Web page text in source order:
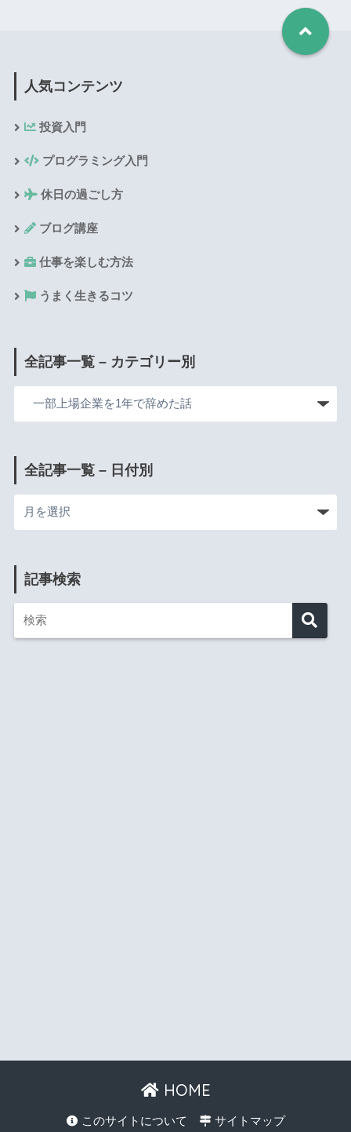
人気コンテンツ
投資入門
プログラミング入門
休日の過ごし方
ブログ講座
仕事を楽しむ方法
うまく生きるコツ
全記事一覧 – カテゴリー別
全記事一覧 – 日付別
記事検索
HOME
このサイトについて サイトマップ